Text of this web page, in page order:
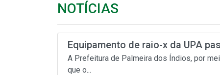
NOTÍCIAS
Equipamento de raio-x da UPA
A Prefeitura de Palmeira dos Índios, por
que o...